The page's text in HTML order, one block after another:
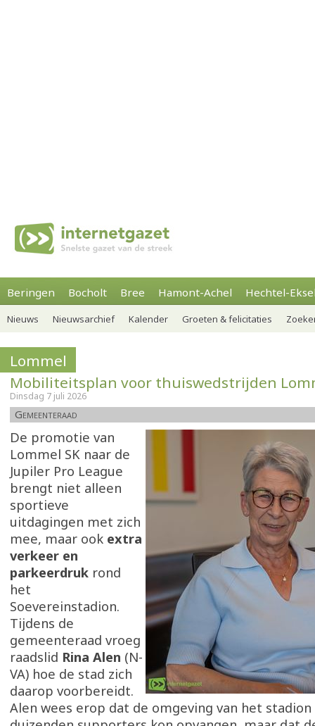
Beringen Bocholt Bree Hamont-Achel Hechtel-
Nieuws Nieuwsarchief Kalender Groeten & felicitaties
Lommel
Mobiliteitsplan voor thuiswedstrijden
Dinsdag 7 juli 2026
Gemeenteraad
De promotie van
Lommel SK naar de
Jupiler Pro League
brengt niet alleen
sportieve
uitdagingen met zich
mee, maar ook extra
verkeer en
parkeerdruk rond
het
Soevereinstadion.
Tijdens de
gemeenteraad vroeg
raadslid Rina Alen (N-
VA) hoe de stad zich
daarop voorbereidt.
Alen wees erop dat de omgeving van het